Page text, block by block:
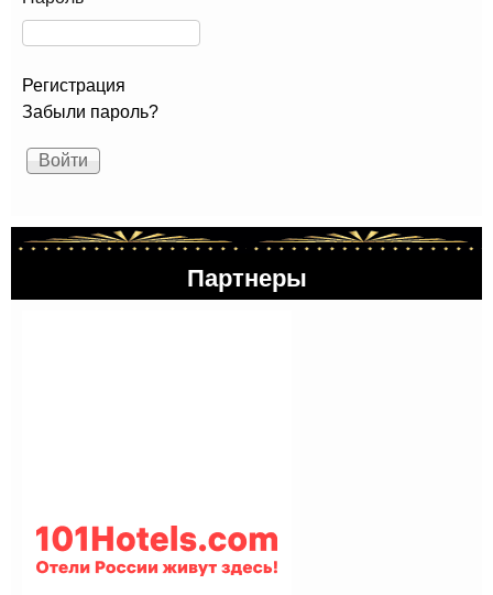
Регистрация
Забыли пароль?
Партнеры